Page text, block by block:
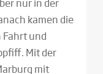
kamen die
und
Mit der
mit